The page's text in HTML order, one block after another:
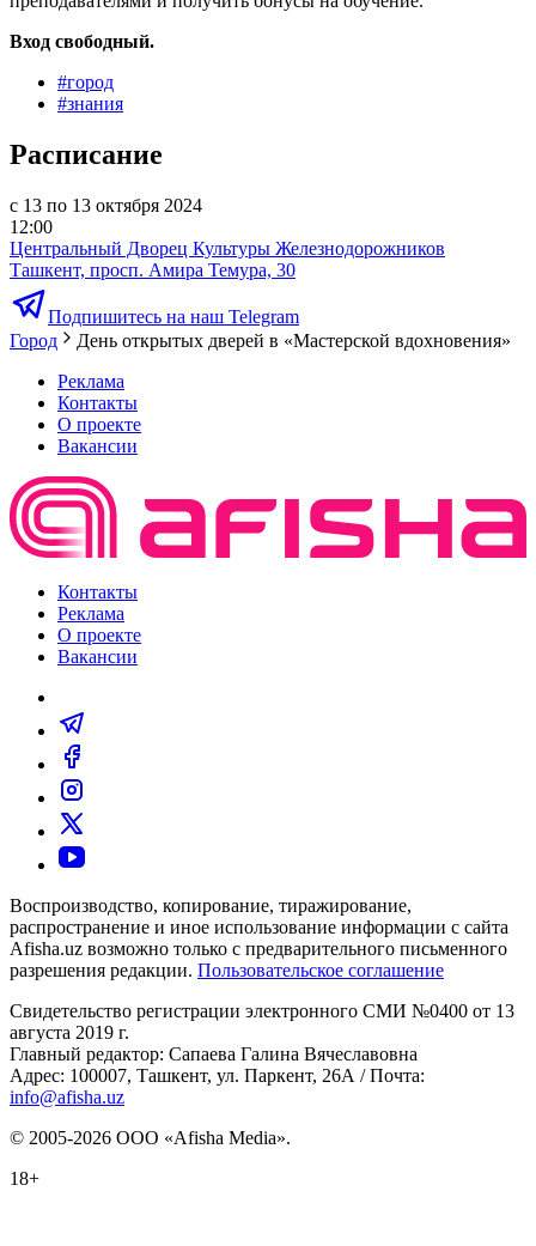
Вход свободный.
#город
#знания
Расписание
с 13 по 13 октября 2024
12:00
Центральный Дворец Культуры Железнодорожников
Ташкент, просп. Амира Темура, 30
Подпишитесь на наш Telegram
Город
День открытых дверей в «Мастерской вдохновения»
Реклама
Контакты
О проекте
Вакансии
Контакты
Реклама
О проекте
Вакансии
Воспроизводство, копирование, тиражирование,
распространение и иное использование информации с сайта
Afisha.uz возможно только с предварительного письменного
разрешения редакции. Пользовательское соглашение
Свидетельство регистрации электронного СМИ №0400 от 13
августа 2019 г.
Главный редактор: Сапаева Галина Вячеславовна
Адрес: 100007, Ташкент, ул. Паркент, 26А / Почта:
info@afisha.uz
© 2005-2026 ООО «Afisha Media».
18+